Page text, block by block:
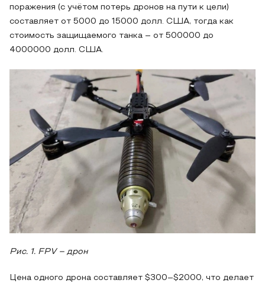
поражения (с учётом потерь дронов на пути к цели)
составляет от 5000 до 15000 долл. США, тогда как
стоимость защищаемого танка – от 500000 до
4000000 долл. США.
Рис. 1. FPV – дрон
Цена одного дрона составляет $300–$2000, что делает